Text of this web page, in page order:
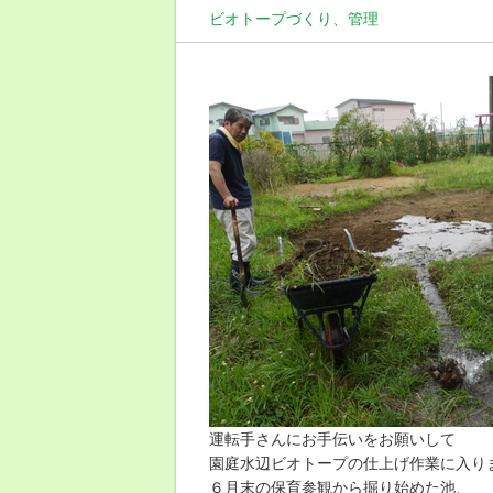
ビオトープづくり、管理
運転手さんにお手伝いをお願いして
園庭水辺ビオトープの仕上げ作業に入り
６月末の保育参観から掘り始めた池、